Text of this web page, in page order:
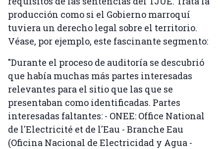
producción como si el Gobierno marroquí
tuviera un derecho legal sobre el territorio.
Véase, por ejemplo, este fascinante segmento:
"Durante el proceso de auditoría se descubrió
que había muchas más partes interesadas
relevantes para el sitio que las que se
presentaban como identificadas. Partes
interesadas faltantes: - ONEE: Office National
de l'Electricité et de l'Eau - Branche Eau
(Oficina Nacional de Electricidad y Agua -